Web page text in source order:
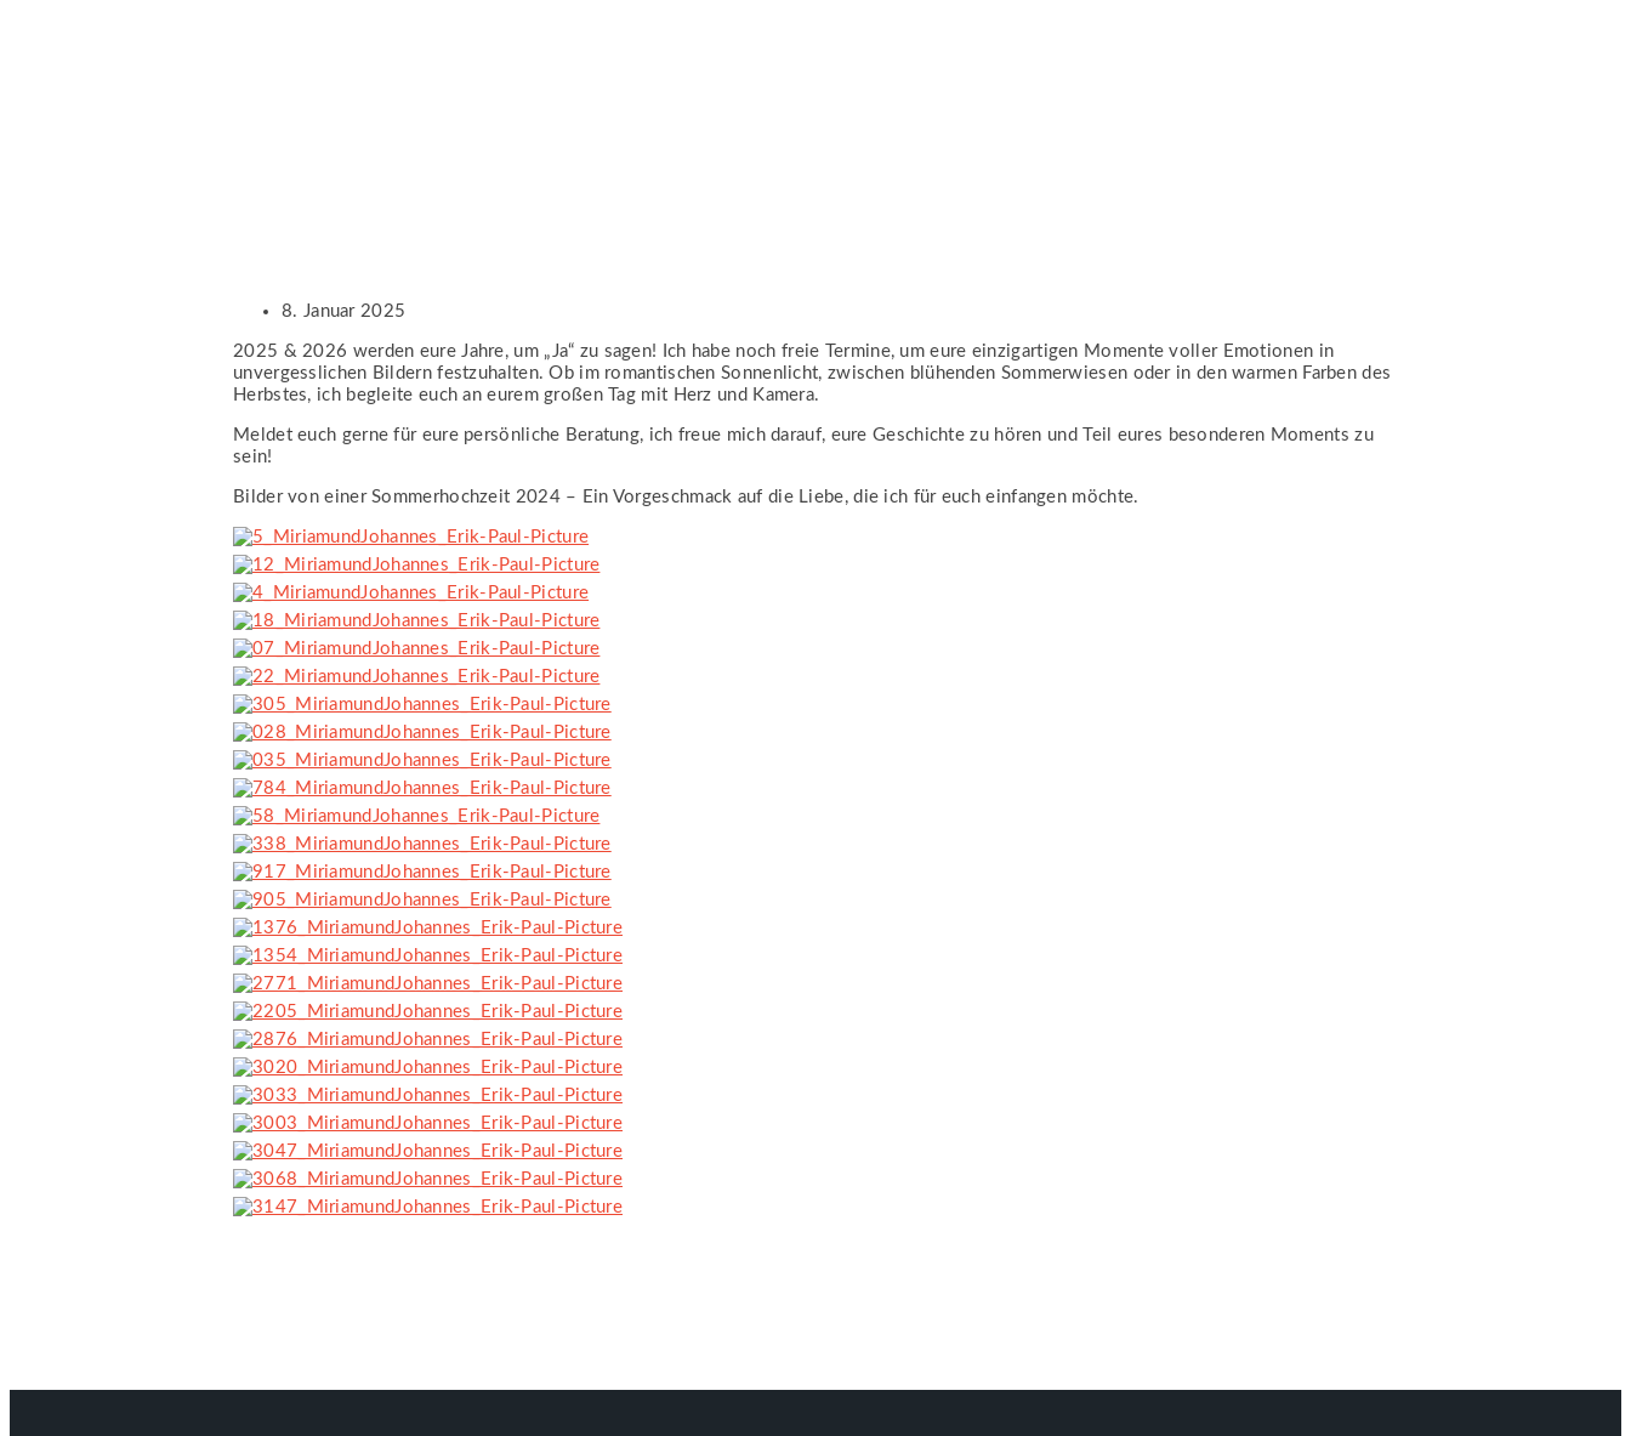
8. Januar 2025
2025 & 2026 werden eure Jahre, um „Ja“ zu sagen! Ich habe noch freie Termine, um eure einzigartigen Momente voller Emotionen in
unvergesslichen Bildern festzuhalten. Ob im romantischen Sonnenlicht, zwischen blühenden Sommerwiesen oder in den warmen Farben des
Herbstes, ich begleite euch an eurem großen Tag mit Herz und Kamera.
Meldet euch gerne für eure persönliche Beratung, ich freue mich darauf, eure Geschichte zu hören und Teil eures besonderen Moments zu
sein!
Bilder von einer Sommerhochzeit 2024 – Ein Vorgeschmack auf die Liebe, die ich für euch einfangen möchte.